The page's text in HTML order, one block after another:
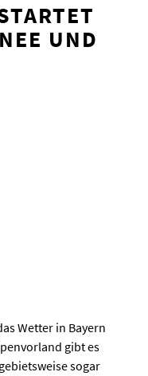
UND
Wetter in Bayern
gibt es
sogar